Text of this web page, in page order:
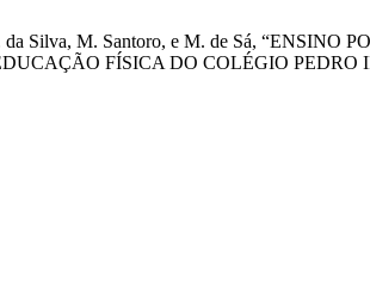
da Silva, M. Santoro, e M. de Sá,
FÍSICA DO COLÉGIO PEDRO